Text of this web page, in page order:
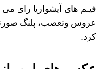
عروس وتعصب، پلنگ
کرد.